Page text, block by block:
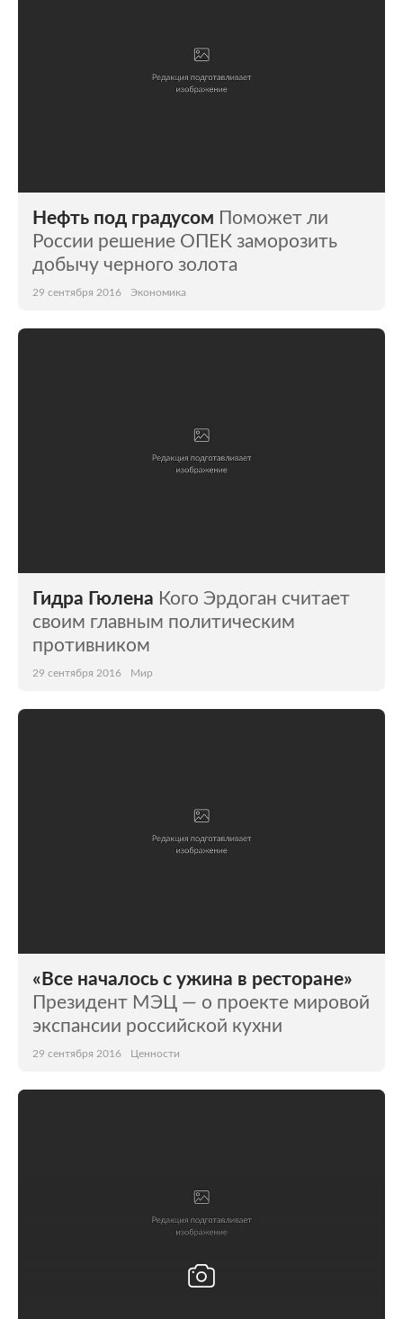
Нефть под градусом Поможет ли
России решение ОПЕК заморозить
добычу черного золота
29 сентября 2016 Экономика
Гидра Гюлена Кого Эрдоган считает
своим главным политическим
противником
29 сентября 2016 Мир
«Все началось с ужина в ресторане»
Президент МЭЦ — о проекте мировой
экспансии российской кухни
29 сентября 2016 Ценности